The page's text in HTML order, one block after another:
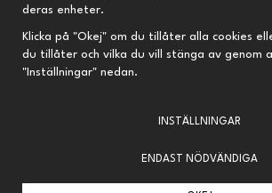
Nyheter
Nyhetsbrev
Om cookies
Prenumeration
Kvalitetsprodukter till
deras enheter.
Klicka på "Okej" om du tillåter alla cookies
du tillåter och vilka du vill stänga av genom
"Inställningar" nedan.
INSTÄLLNINGAR
ENDAST NÖDVÄNDIGA